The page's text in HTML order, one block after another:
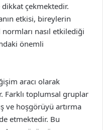
çekmektedir.
etkisi, bireylerin
nasıl etkilediği
önemli
aracı olarak
Farklı toplumsal gruplar
ve hoşgörüyü artırma
etmektedir. Bu